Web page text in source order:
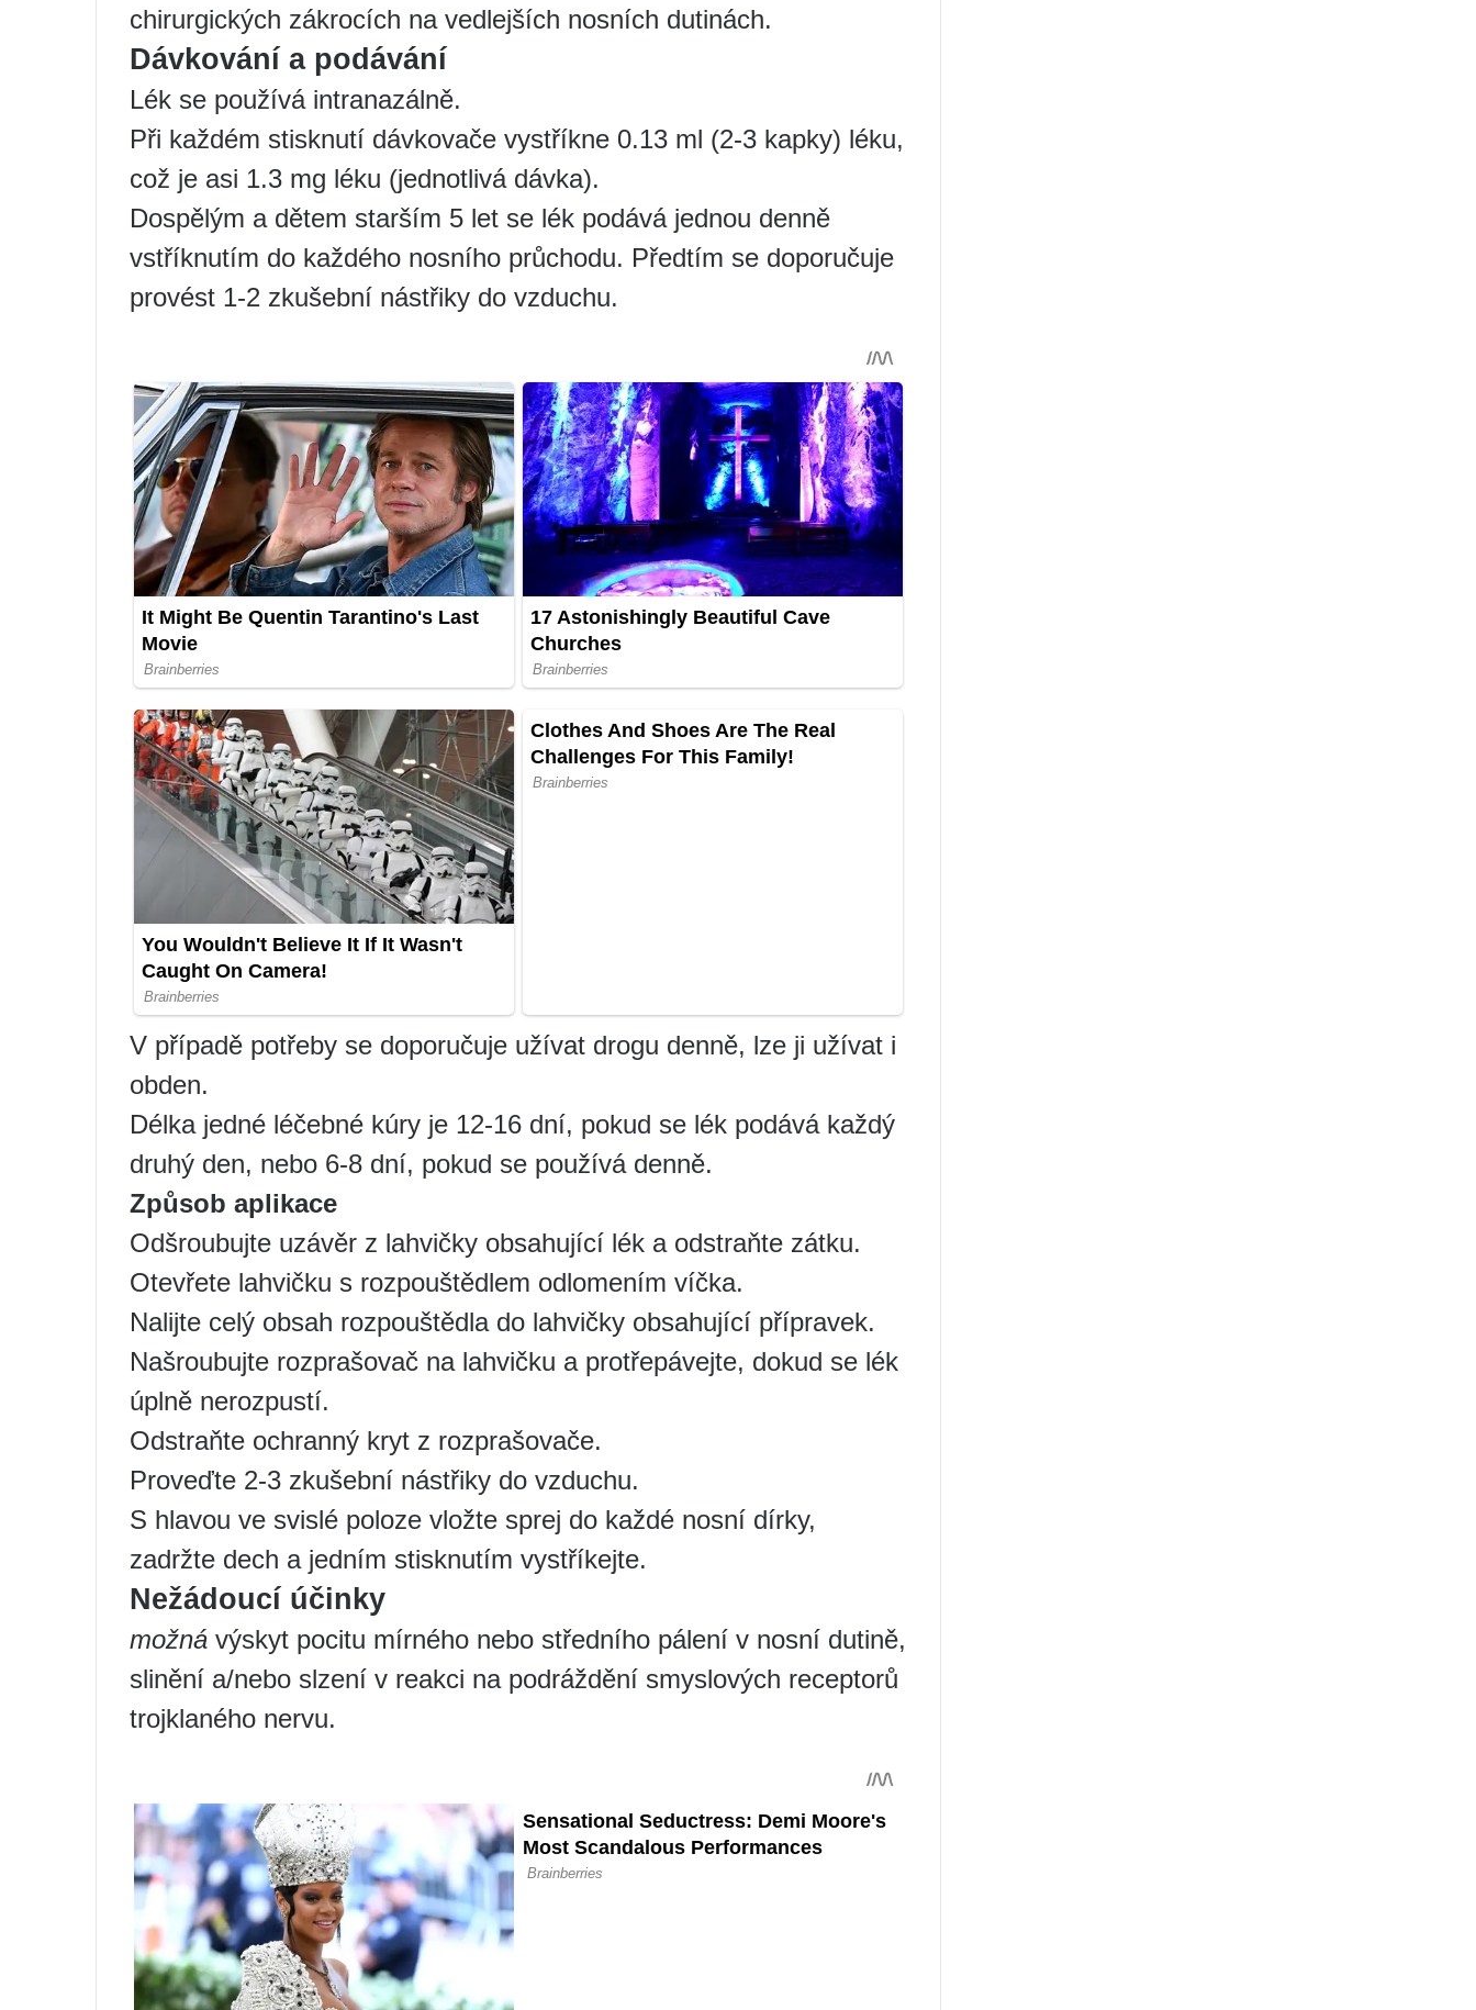
chirurgických zákrocích na vedlejších nosních dutinách.
Dávkování a podávání
Lék se používá intranazálně.
Při každém stisknutí dávkovače vystříkne 0.13 ml (2-3 kapky) léku,
což je asi 1.3 mg léku (jednotlivá dávka).
Dospělým a dětem starším 5 let se lék podává jednou denně
vstříknutím do každého nosního průchodu. Předtím se doporučuje
provést 1-2 zkušební nástřiky do vzduchu.
V případě potřeby se doporučuje užívat drogu denně, lze ji užívat i
obden.
Délka jedné léčebné kúry je 12-16 dní, pokud se lék podává každý
druhý den, nebo 6-8 dní, pokud se používá denně.
Způsob aplikace
Odšroubujte uzávěr z lahvičky obsahující lék a odstraňte zátku.
Otevřete lahvičku s rozpouštědlem odlomením víčka.
Nalijte celý obsah rozpouštědla do lahvičky obsahující přípravek.
Našroubujte rozprašovač na lahvičku a protřepávejte, dokud se lék
úplně nerozpustí.
Odstraňte ochranný kryt z rozprašovače.
Proveďte 2-3 zkušební nástřiky do vzduchu.
S hlavou ve svislé poloze vložte sprej do každé nosní dírky,
zadržte dech a jedním stisknutím vystříkejte.
Nežádoucí účinky
možná výskyt pocitu mírného nebo středního pálení v nosní dutině,
slinění a/nebo slzení v reakci na podráždění smyslových receptorů
trojklaného nervu.